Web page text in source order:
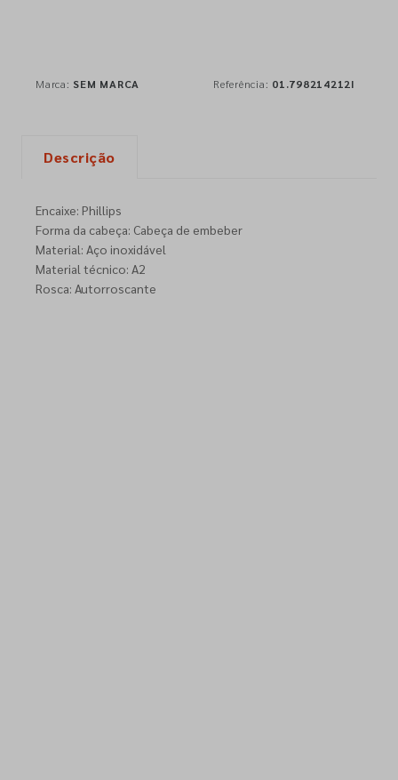
Marca: SEM MARCA Referência: 01.798214212I
Descrição
Encaixe: Phillips
Forma da cabeça: Cabeça de embeber
Material: Aço inoxidável
Material técnico: A2
Rosca: Autorroscante